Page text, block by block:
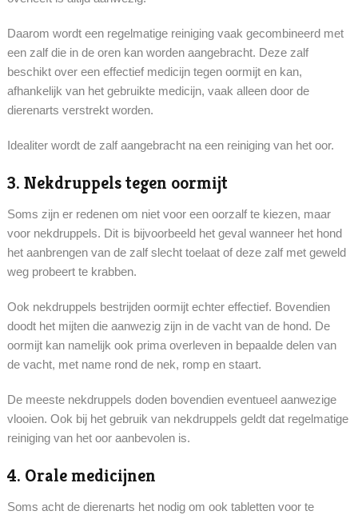
Daarom wordt een regelmatige reiniging vaak gecombineerd met
een zalf die in de oren kan worden aangebracht. Deze zalf
beschikt over een effectief medicijn tegen oormijt en kan,
afhankelijk van het gebruikte medicijn, vaak alleen door de
dierenarts verstrekt worden.
Idealiter wordt de zalf aangebracht na een reiniging van het oor.
3. Nekdruppels tegen oormijt
Soms zijn er redenen om niet voor een oorzalf te kiezen, maar
voor nekdruppels. Dit is bijvoorbeeld het geval wanneer het hond
het aanbrengen van de zalf slecht toelaat of deze zalf met geweld
weg probeert te krabben.
Ook nekdruppels bestrijden oormijt echter effectief. Bovendien
doodt het mijten die aanwezig zijn in de vacht van de hond. De
oormijt kan namelijk ook prima overleven in bepaalde delen van
de vacht, met name rond de nek, romp en staart.
De meeste nekdruppels doden bovendien eventueel aanwezige
vlooien. Ook bij het gebruik van nekdruppels geldt dat regelmatige
reiniging van het oor aanbevolen is.
4. Orale medicijnen
Soms acht de dierenarts het nodig om ook tabletten voor te